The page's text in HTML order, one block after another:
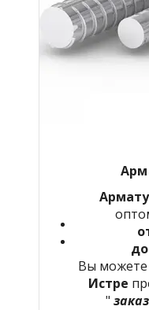
Вы можете
Истре
"